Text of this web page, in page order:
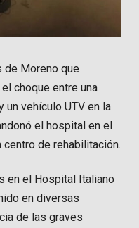
de Moreno que
choque entre una
un vehículo UTV en la
el hospital en el
de rehabilitación.
en el Hospital Italiano
en diversas
de las graves